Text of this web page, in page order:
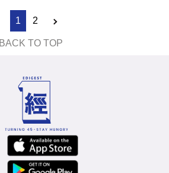
1 2
BACK TO TOP